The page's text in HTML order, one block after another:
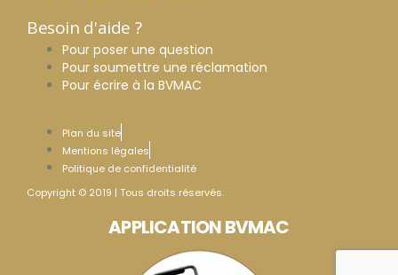
Besoin d'aide ?
Pour poser une question
Pour soumettre une réclamation
Pour écrire à la BVMAC
Plan du site
Mentions légales
Politique de confidentialité
Copyright © 2019 | Tous droits réservés.
APPLICATION BVMAC